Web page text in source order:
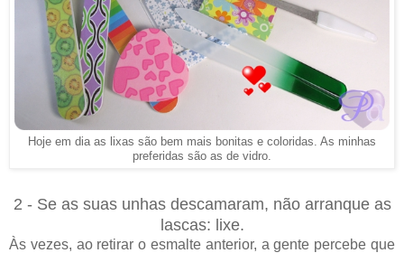
Hoje em dia as lixas são bem mais bonitas e coloridas. As minhas
preferidas são as de vidro.
2 - Se as suas unhas descamaram, não arranque as
lascas: lixe.
Às vezes, ao retirar o esmalte anterior, a gente percebe que